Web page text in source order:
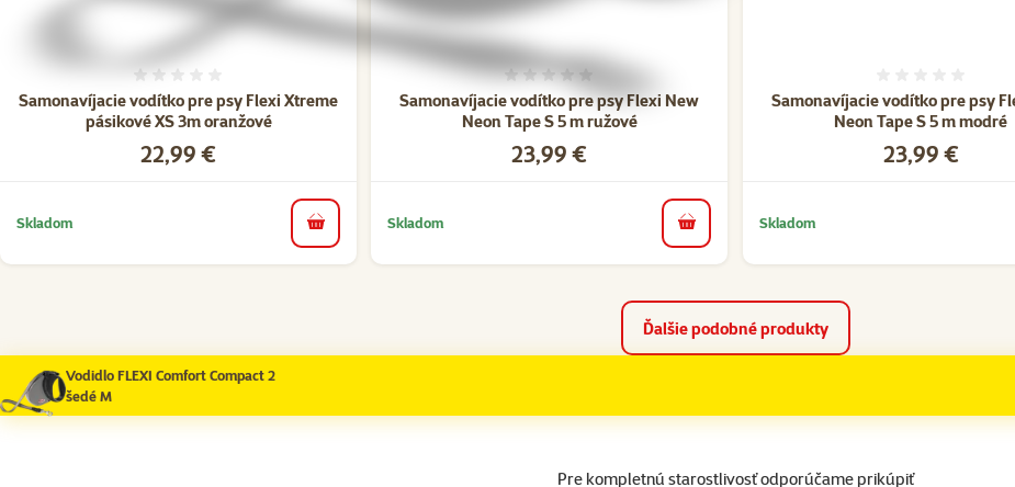
Samonavíjacie vodítko pre psy Flexi Xtreme
pásikové XS 3m oranžové
Hodnotenie 0%
Cena
22,99 €
Skladom do košíka
Samonavíjacie vodítko pre psy Flexi New
Neon Tape S 5 m ružové
Hodnotenie 0%
Cena
23,99 €
Skladom do košíka
Samonavíjacie vodítko pre psy
Neon Tape S 5 m modré
Cena
23,99 €
Skladom
Ďalšie podobné produkty
Vodidlo FLEXI Comfort Compact 2
šedé M
Pre kompletnú starostlivosť odporúčame prikúpiť